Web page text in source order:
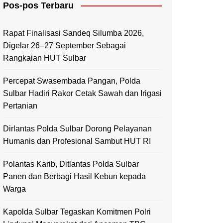
Mamasa
Pos-pos Terbaru
Rapat Finalisasi Sandeq Silumba 2026,
Digelar 26–27 September Sebagai
Rangkaian HUT Sulbar
Percepat Swasembada Pangan, Polda
Sulbar Hadiri Rakor Cetak Sawah dan Irigasi
Pertanian
Dirlantas Polda Sulbar Dorong Pelayanan
Humanis dan Profesional Sambut HUT RI
Polantas Karib, Ditlantas Polda Sulbar
Panen dan Berbagi Hasil Kebun kepada
Warga
Kapolda Sulbar Tegaskan Komitmen Polri